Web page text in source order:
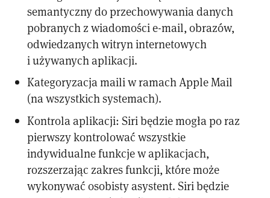
semantyczny do przechowywania danych
pobranych z wiadomości e-mail, obrazów,
odwiedzanych witryn internetowych
i używanych aplikacji.
Kategoryzacja maili w ramach Apple Mail
(na wszystkich systemach).
Kontrola aplikacji: Siri będzie mogła po raz
pierwszy kontrolować wszystkie
indywidualne funkcje w aplikacjach,
rozszerzając zakres funkcji, które może
wykonywać osobisty asystent. Siri będzie